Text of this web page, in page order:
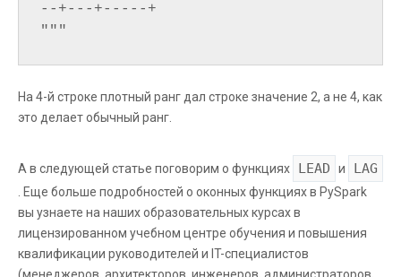
--+---+-----+
На 4-й строке плотный ранг дал строке значение 2, а не 4, как
это делает обычный ранг.
А в следующей статье поговорим о функциях LEAD и LAG
. Еще больше подробностей о оконных функциях в PySpark
вы узнаете на наших образовательных курсах в
лицензированном учебном центре обучения и повышения
квалификации руководителей и IT-специалистов